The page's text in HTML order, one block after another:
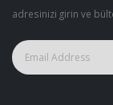
adresinizi girin ve